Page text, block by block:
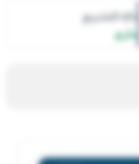
حالة التشريع
ساري